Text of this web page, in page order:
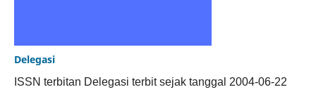
Delegasi
ISSN terbitan Delegasi terbit sejak tanggal 2004-06-22